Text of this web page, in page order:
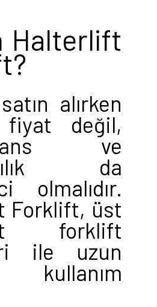
Halterlift
alırken
fiyat değil,
ve
da
olmalıdır.
Forklift, üst
forklift
ile uzun
kullanım